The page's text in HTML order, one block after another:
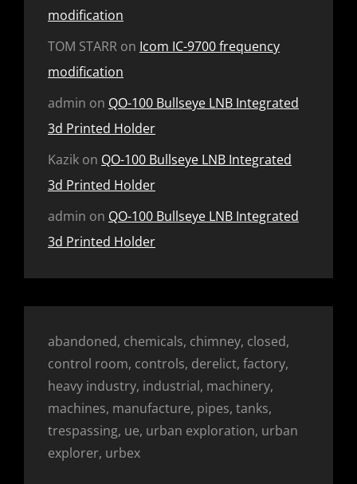
modification
TOM STARR on Icom IC-9700 frequency
modification
admin on QO-100 Bullseye LNB Integrated
3d Printed Holder
Kazik on QO-100 Bullseye LNB Integrated
3d Printed Holder
admin on QO-100 Bullseye LNB Integrated
3d Printed Holder
abandoned, chemicals, chimney, closed,
control room, controls, derelict, factory,
heavy industry, industrial, machinery,
machines, manufacture, pipes, tanks,
trespassing, ue, urban exploration, urban
explorer, urbex